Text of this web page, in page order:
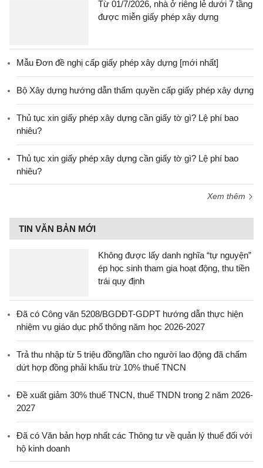
Từ 01/7/2026, nhà ở riêng lẻ dưới 7 tầng
được miễn giấy phép xây dựng
Mẫu Đơn đề nghị cấp giấy phép xây dựng [mới nhất]
Bộ Xây dựng hướng dẫn thẩm quyền cấp giấy phép xây dựng
Thủ tục xin giấy phép xây dựng cần giấy tờ gì? Lệ phí bao
nhiêu?
Thủ tục xin giấy phép xây dựng cần giấy tờ gì? Lệ phí bao
nhiêu?
Xem thêm
TIN VĂN BẢN MỚI
Không được lấy danh nghĩa “tự nguyện”
ép học sinh tham gia hoạt động, thu tiền
trái quy định
Đã có Công văn 5208/BGDĐT-GDPT hướng dẫn thực hiện
nhiệm vụ giáo dục phổ thông năm học 2026-2027
Trả thu nhập từ 5 triệu đồng/lần cho người lao động đã chấm
dứt hợp đồng phải khấu trừ 10% thuế TNCN
Đề xuất giảm 30% thuế TNCN, thuế TNDN trong 2 năm 2026-
2027
Đã có Văn bản hợp nhất các Thông tư về quản lý thuế đối với
hộ kinh doanh